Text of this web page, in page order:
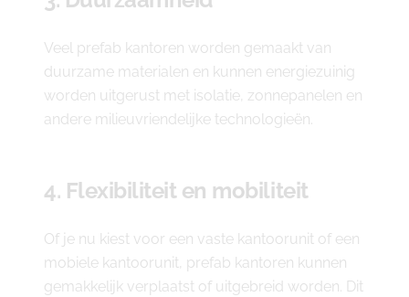
Veel prefab kantoren worden gemaakt van
duurzame materialen en kunnen energiezuinig
worden uitgerust met isolatie, zonnepanelen en
andere milieuvriendelijke technologieën.
4. Flexibiliteit en mobiliteit
Of je nu kiest voor een vaste kantoorunit of een
mobiele kantoorunit, prefab kantoren kunnen
gemakkelijk verplaatst of uitgebreid worden. Dit